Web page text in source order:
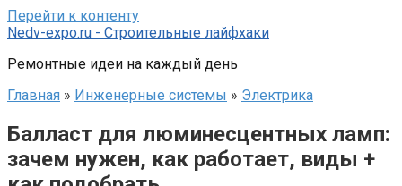
Перейти к контенту
Nedv-expo.ru - Строительные лайфхаки
Ремонтные идеи на каждый день
Главная » Инженерные системы » Электрика
Балласт для люминесцентных ламп:
зачем нужен, как работает, виды +